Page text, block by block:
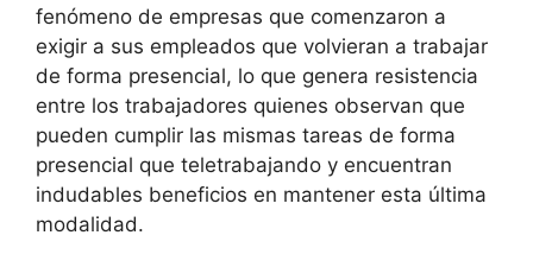
fenómeno de empresas que comenzaron a
exigir a sus empleados que volvieran a trabajar
de forma presencial, lo que genera resistencia
entre los trabajadores quienes observan que
pueden cumplir las mismas tareas de forma
presencial que teletrabajando y encuentran
indudables beneficios en mantener esta última
modalidad.